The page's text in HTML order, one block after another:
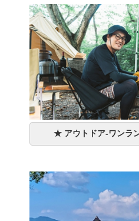
★ アウトドア-ワンラ